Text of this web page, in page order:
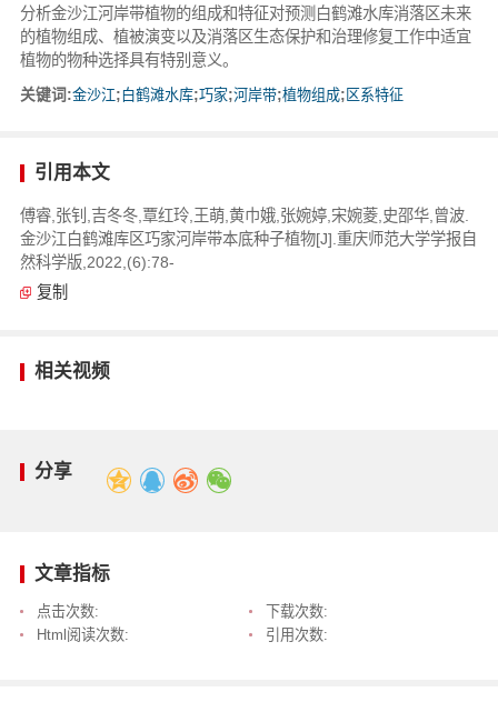
分析金沙江河岸带植物的组成和特征对预测白鹤滩水库消落区未来
的植物组成、植被演变以及消落区生态保护和治理修复工作中适宜
植物的物种选择具有特别意义。
关键词:金沙江;白鹤滩水库;巧家;河岸带;植物组成; 区系特征
引用本文
傅睿,张钊,吉冬冬,覃红玲,王萌,黄巾娥,张婉婷,宋婉菱,史邵华,曾波.
金沙江白鹤滩库区巧家河岸带本底种子植物[J].重庆师范大学学报自
然科学版,2022,(6):78-
复制
相关视频
分享
文章指标
点击次数:
下载次数:
Html阅读次数:
引用次数: